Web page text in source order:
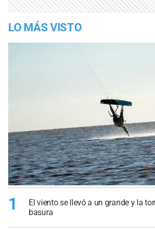
LO MÁS VISTO
1
El viento se llevó a un grande y la
basura